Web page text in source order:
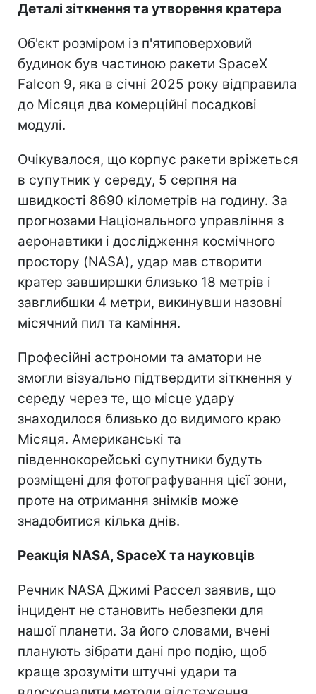
Деталі зіткнення та утворення кратера
Об'єкт розміром із п'ятиповерховий
будинок був частиною ракети SpaceX
Falcon 9, яка в січні 2025 року відправила
до Місяця два комерційні посадкові
модулі.
Очікувалося, що корпус ракети вріжеться
в супутник у середу, 5 серпня на
швидкості 8690 кілометрів на годину. За
прогнозами Національного управління з
аеронавтики і дослідження космічного
простору (NASA), удар мав створити
кратер завширшки близько 18 метрів і
завглибшки 4 метри, викинувши назовні
місячний пил та каміння.
Професійні астрономи та аматори не
змогли візуально підтвердити зіткнення у
середу через те, що місце удару
знаходилося близько до видимого краю
Місяця. Американські та
південнокорейські супутники будуть
розміщені для фотографування цієї зони,
проте на отримання знімків може
знадобитися кілька днів.
Реакція NASA, SpaceX та науковців
Речник NASA Джимі Рассел заявив, що
інцидент не становить небезпеки для
нашої планети. За його словами, вчені
планують зібрати дані про подію, щоб
краще зрозуміти штучні удари та